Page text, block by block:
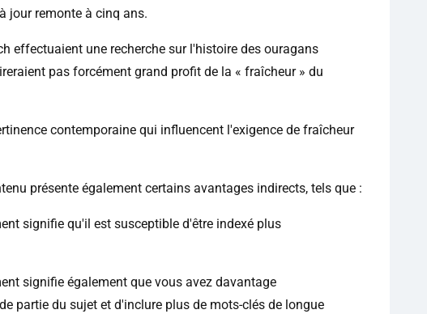
jour remonte à cinq ans.
effectuaient une recherche sur l'histoire des ouragans
pas forcément grand profit de la « fraîcheur » du
contemporaine qui influencent l'exigence de fraîcheur
présente également certains avantages indirects, tels que :
signifie qu'il est susceptible d'être indexé plus
signifie également que vous avez davantage
partie du sujet et d'inclure plus de mots-clés de longue